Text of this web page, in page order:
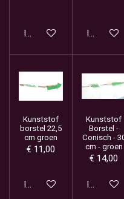
In winkelwagen In
Kunststof
borstel 22,5
cm groen
€ 11,00
In winkelwagen
Kunststof
Borstel -
Conisch -
cm - groen
€ 14,00
In